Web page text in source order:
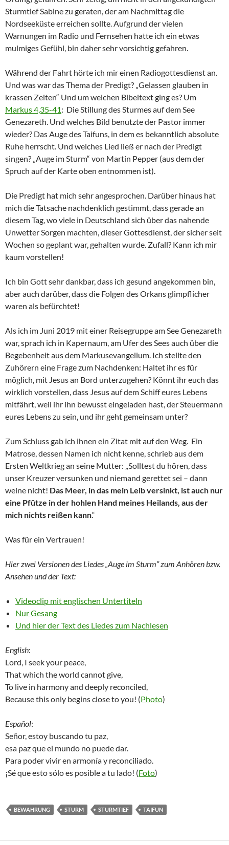
Sturmtief Sabine zu geraten, der am Nachmittag die
Nordseeküste erreichen sollte. Aufgrund der vielen
Warnungen im Radio und Fernsehen hatte ich ein etwas
mulmiges Gefühl, bin daher sehr vorsichtig gefahren.
Während der Fahrt hörte ich mir einen Radiogottesdienst an.
Und was war das Thema der Predigt? „Gelassen glauben in
krassen Zeiten“ Und um welchen Bibeltext ging es? Um
Markus 4,35-41: Die Stillung des Sturmes auf dem See
Genezareth. Und welches Bild benutzte der Pastor immer
wieder? Das Auge des Taifuns, in dem es bekanntlich absolute
Ruhe herrscht. Und welches Lied ließ er nach der Predigt
singen? „Auge im Sturm“ von Martin Pepper (aus dem der
Spruch auf der Karte oben entnommen ist).
Die Predigt hat mich sehr angesprochen. Darüber hinaus hat
mich die Tatsache nachdenklich gestimmt, dass gerade an
diesem Tag, wo viele in Deutschland sich über das nahende
Unwetter Sorgen machten, dieser Gottesdienst, der sicher seit
Wochen so geplant war, gehalten wurde. Zufall? Kann ich mir
kaum vorstellen!
Ich bin Gott sehr dankbar, dass ich gesund angekommen bin,
aber auch darüber, dass die Folgen des Orkans glimpflicher
waren als befürchtet!
Als ich im Juni 2019 mit einer Reisegruppe am See Genezareth
war, sprach ich in Kapernaum, am Ufer des Sees auch über die
Begebenheit aus dem Markusevangelium. Ich stellte den
Zuhörern eine Frage zum Nachdenken: Haltet ihr es für
möglich, mit Jesus an Bord unterzugehen? Könnt ihr euch das
wirklich vorstellen, dass Jesus auf dem Schiff eures Lebens
mitfährt, weil ihr ihn bewusst eingeladen hast, der Steuermann
eures Lebens zu sein, und ihr geht gemeinsam unter?
Zum Schluss gab ich ihnen ein Zitat mit auf den Weg. Ein
Matrose, dessen Namen ich nicht kenne, schrieb aus dem
Ersten Weltkrieg an seine Mutter: „Solltest du hören, dass
unser Kreuzer versunken und niemand gerettet sei – dann
weine nicht! Das Meer, in das mein Leib versinkt, ist auch nur
eine Pfütze in der hohlen Hand meines Heilands, aus der
mich nichts reißen kann.“
Was für ein Vertrauen!
Hier zwei Versionen des Liedes „Auge im Sturm“ zum Anhören bzw.
Ansehen und der Text:
Videoclip mit englischen Untertiteln
Nur Gesang
Und hier der Text des Liedes zum Nachlesen
English:
Lord, I seek your peace,
That which the world cannot give,
To live in harmony and deeply reconciled,
Because this only begins close to you! (Photo)
Español:
Señor, estoy buscando tu paz,
esa paz que el mundo no puede dar.
Para poder vivir en armonía y reconciliado.
¡Sé que esto sólo es posible a tu lado! (Foto)
BEWAHRUNG STURM STURMTIEF TAIFUN